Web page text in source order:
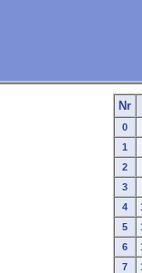
Nr
0
1
2
3
4
5
6
7